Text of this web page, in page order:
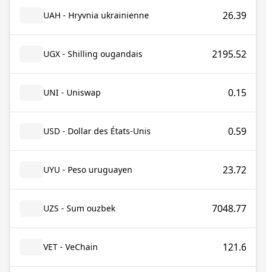
UAH - Hryvnia ukrainienne 26.39
UGX - Shilling ougandais 2195.52
UNI - Uniswap 0.15
USD - Dollar des États-Unis 0.59
UYU - Peso uruguayen 23.72
UZS - Sum ouzbek 7048.77
VET - VeChain 121.6